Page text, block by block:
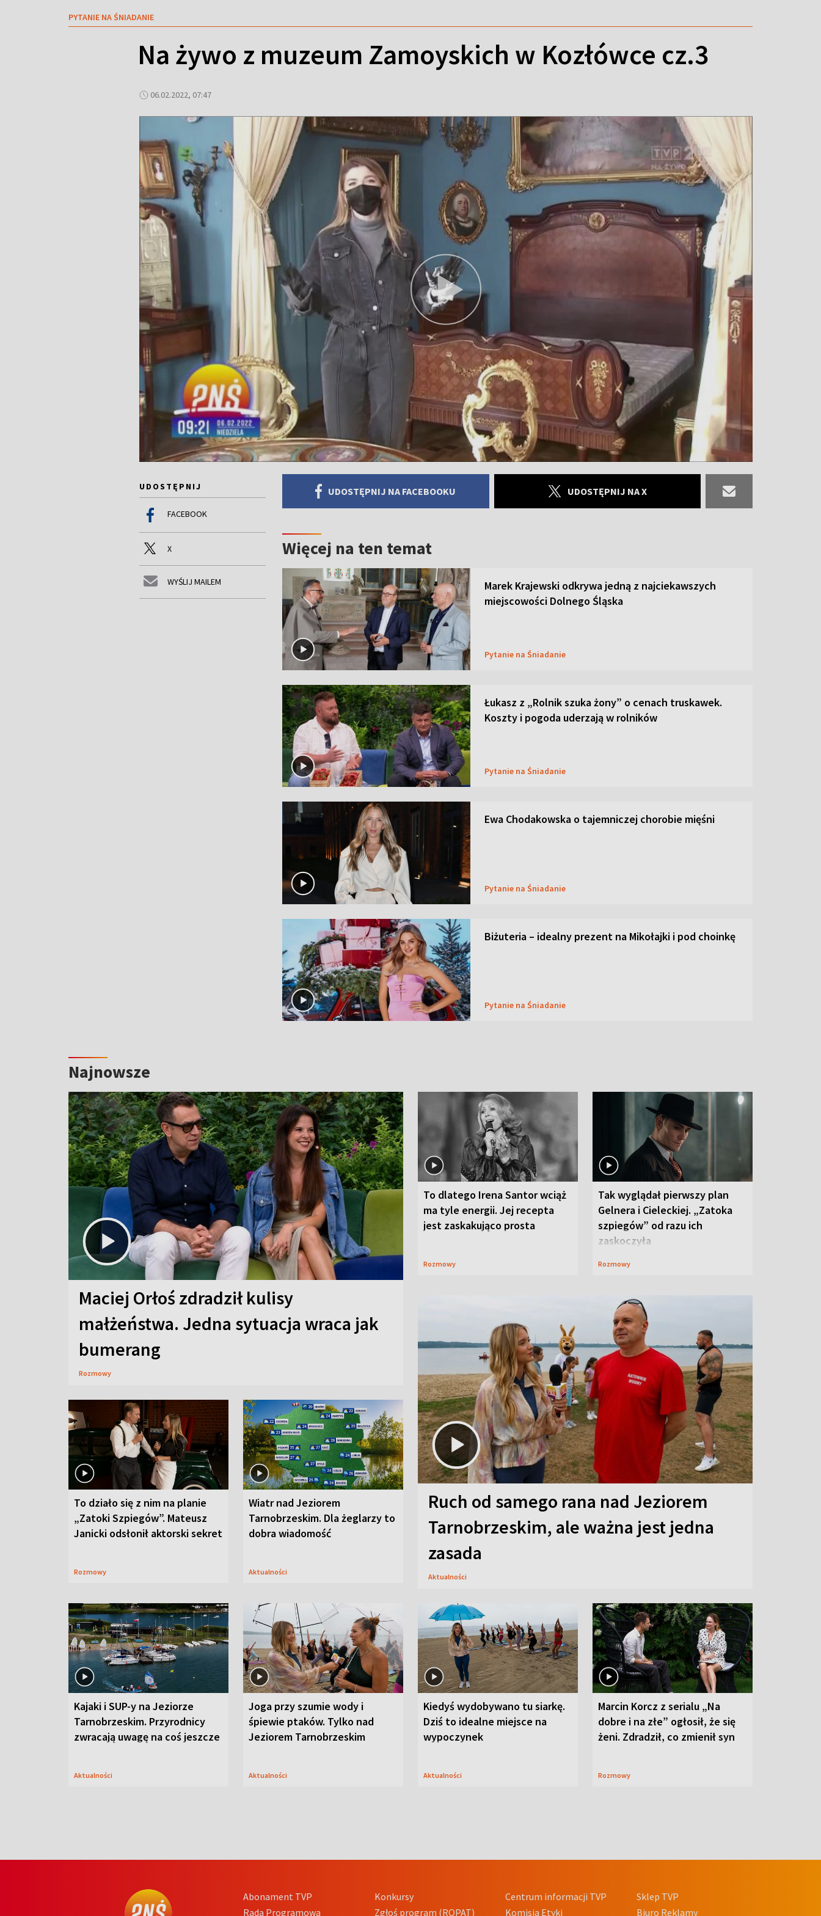
PYTANIE NA ŚNIADANIE
Na żywo z muzeum Zamoyskich w Kozłówce cz.3
06.02.2022, 07:47
UDOSTĘPNIJ
FACEBOOK
X
WYŚLIJ MAILEM
UDOSTĘPNIJ NA FACEBOOKU UDOSTĘPNIJ NA X
Więcej na ten temat
Marek Krajewski odkrywa jedną z najciekawszych
miejscowości Dolnego Śląska
Pytanie na Śniadanie
Łukasz z „Rolnik szuka żony” o cenach truskawek.
Koszty i pogoda uderzają w rolników
Pytanie na Śniadanie
Ewa Chodakowska o tajemniczej chorobie mięśni
Pytanie na Śniadanie
Biżuteria – idealny prezent na Mikołajki i pod choinkę
Pytanie na Śniadanie
Najnowsze
Maciej Orłoś zdradził kulisy
małżeństwa. Jedna sytuacja wraca jak
bumerang
Rozmowy
To dlatego Irena Santor wciąż
ma tyle energii. Jej recepta
jest zaskakująco prosta
Rozmowy
Tak wyglądał pierwszy plan
Gelnera i Cieleckiej. „Zatoka
szpiegów” od razu ich
zaskoczyła
Rozmowy
To działo się z nim na planie
„Zatoki Szpiegów”. Mateusz
Janicki odsłonił aktorski sekret
Rozmowy
Wiatr nad Jeziorem
Tarnobrzeskim. Dla żeglarzy to
dobra wiadomość
Aktualności
Ruch od samego rana nad Jeziorem
Tarnobrzeskim, ale ważna jest jedna
zasada
Aktualności
Kajaki i SUP-y na Jeziorze
Tarnobrzeskim. Przyrodnicy
zwracają uwagę na coś jeszcze
Aktualności
Joga przy szumie wody i
śpiewie ptaków. Tylko nad
Jeziorem Tarnobrzeskim
Aktualności
Kiedyś wydobywano tu siarkę.
Dziś to idealne miejsce na
wypoczynek
Aktualności
Marcin Korcz z serialu „Na
dobre i na złe” ogłosił, że się
żeni. Zdradził, co zmienił syn
Rozmowy
Abonament TVP
Rada Programowa
Konkursy
Zgłoś program (ROPAT)
Centrum informacji TVP
Komisja Etyki
Sklep TVP
Biuro Reklamy